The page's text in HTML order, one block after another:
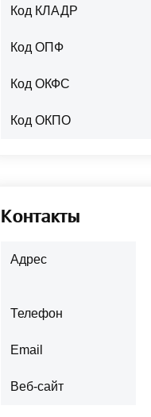
Код КЛАДР
Код ОПФ
Код ОКФС
Код ОКПО
Контакты
Адрес
Телефон
Email
Веб-сайт